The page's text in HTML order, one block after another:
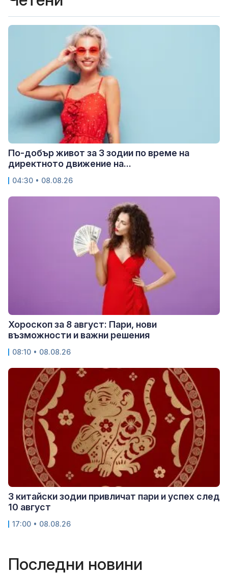
По-добър живот за 3 зодии по време на
директното движение на...
04:30 • 08.08.26
Хороскоп за 8 август: Пари, нови
възможности и важни решения
08:10 • 08.08.26
3 китайски зодии привличат пари и успех след
10 август
17:00 • 08.08.26
Последни новини